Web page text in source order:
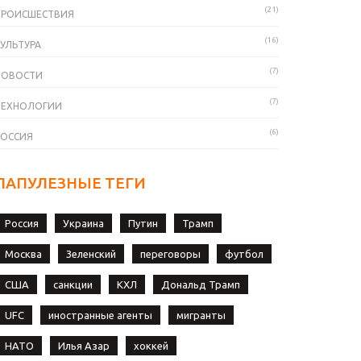
(21)
(16)
(7)
(7)
(6)
ТЕГИ
Россия Украина Путин Трамп
Москва Зеленский переговоры футбол
США санкции КХЛ Дональд Трамп
UFC иностранные агенты мигранты
НАТО Илья Азар хоккей